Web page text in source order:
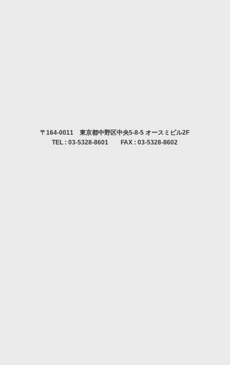
〒164-0011 東京都中野区中央5-8-5 オースミビル2F
TEL : 03-5328-8601 FAX : 03-5328-8602